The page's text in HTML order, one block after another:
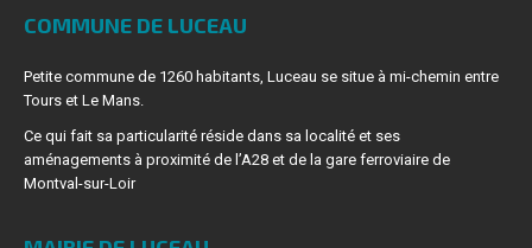
COMMUNE DE LUCEAU
Petite commune de 1260 habitants, Luceau se situe à mi-chemin entre
Tours et Le Mans.
Ce qui fait sa particularité réside dans sa localité et ses
aménagements à proximité de l’A28 et de la gare ferroviaire de
Montval-sur-Loir